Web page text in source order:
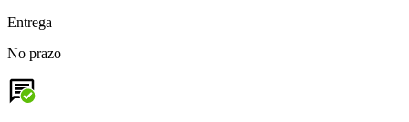
Entrega
No prazo